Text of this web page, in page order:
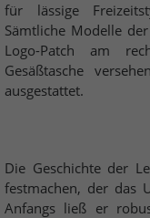
für lässige
Sämtliche Modelle
Logo-Patch am
Gesäßtasche
ausgestattet.
Die Geschichte der
festmachen, der das
Anfangs ließ er